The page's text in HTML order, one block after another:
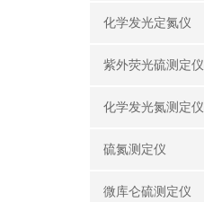
化学发光定氮仪
紫外荧光硫测定仪
化学发光氮测定仪
硫氮测定仪
微库仑硫测定仪